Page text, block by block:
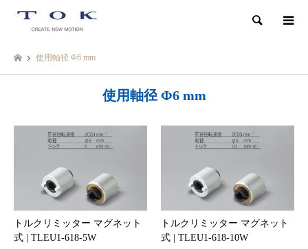
検索
使用軸径 Φ6 mm
使用軸径 Φ6 mm
トルクリミッター マグネット
式 | TLEU1-618-5W
トルクリミッター マグネット
式 | TLEU1-618-10W